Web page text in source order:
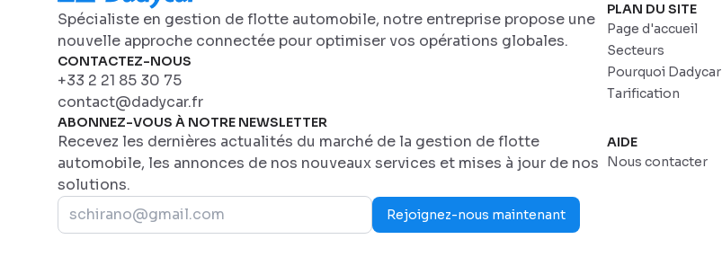
Spécialiste en gestion de flotte automobile, notre entreprise propose une
nouvelle approche connectée pour optimiser vos opérations globales.
CONTACTEZ-NOUS
+33 2 21 85 30 75
contact@dadycar.fr
ABONNEZ-VOUS À NOTRE NEWSLETTER
Recevez les dernières actualités du marché de la gestion de flotte
automobile, les annonces de nos nouveaux services et mises à jour de nos
solutions.
Rejoignez-nous maintenant
PLAN DU SITE
Page d'accueil
Secteurs
Pourquoi Dadycar
Tarification
AIDE
Nous contacter